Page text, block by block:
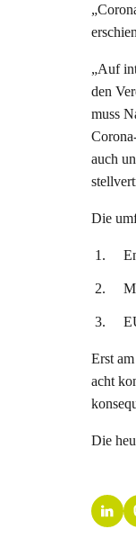
„Auf
den
muss
auch
Die
Erst
acht
Die